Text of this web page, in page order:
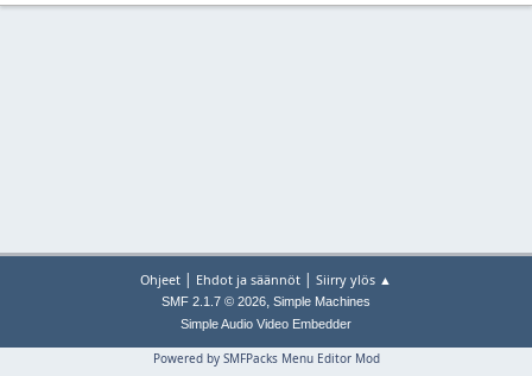
Ohjeet | Ehdot ja säännöt | Siirry ylös ▲
SMF 2.1.7 © 2026, Simple Machines
Simple Audio Video Embedder
Powered by SMFPacks Menu Editor Mod